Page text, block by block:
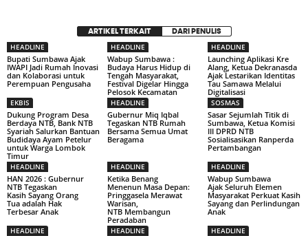
ARTIKEL TERKAIT DARI PENULIS
HEADLINE
Bupati Sumbawa Ajak
IWAPI Jadi Rumah Inovasi
dan Kolaborasi untuk
Perempuan Pengusaha
HEADLINE
Wabup Sumbawa :
Budaya Harus Hidup di
Tengah Masyarakat,
Festival Digelar Hingga
Pelosok Kecamatan
HEADLINE
Launching Aplikasi Kre
Alang, Ketua Dekranasda
Ajak Lestarikan Identitas
Tau Samawa Melalui
Digitalisasi
EKBIS
Dukung Program Desa
Berdaya NTB, Bank NTB
Syariah Salurkan Bantuan
Budidaya Ayam Petelur
untuk Warga Lombok
Timur
HEADLINE
Gubernur Miq Iqbal
Tegaskan NTB Rumah
Bersama Semua Umat
Beragama
SOSMAS
Sasar Sejumlah Titik di
Sumbawa, Ketua Komisi
III DPRD NTB
Sosialisasikan Ranperda
Pertambangan
HEADLINE
HAN 2026 : Gubernur
NTB Tegaskan
Kasih Sayang Orang
Tua adalah Hak
Terbesar Anak
HEADLINE
Ketika Benang
Menenun Masa Depan:
Pringgasela Merawat
Warisan,
NTB Membangun
Peradaban
HEADLINE
Wabup Sumbawa
Ajak Seluruh Elemen
Masyarakat Perkuat Kasih
Sayang dan Perlindungan
Anak
HEADLINE HEADLINE HEADLINE